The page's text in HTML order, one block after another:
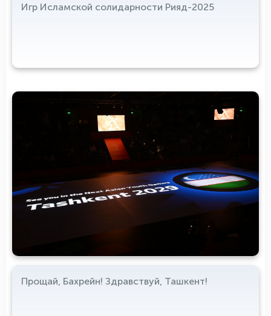
Игр Исламской солидарности Рияд-2025
Прощай, Бахрейн! Здравствуй, Ташкент!